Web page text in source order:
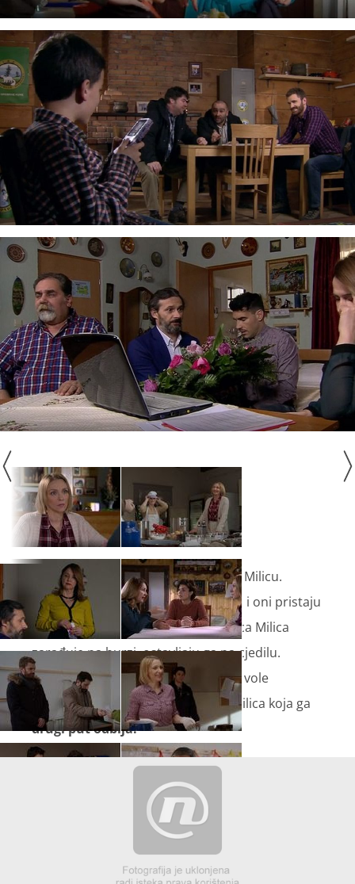
Srećko pokušava ponovno isprositi Milicu.
Tomislava i Marka zamoli za pomoć i oni pristaju
radi para, no kada vide koliko novaca Milica
zarađuje na burzi, ostavljaju ga na cjedilu.
Srećko je tužan jer shvaća da ga svi vole
isključivo zbog novaca, pogotovo Milica koja ga
drugi put odbija: